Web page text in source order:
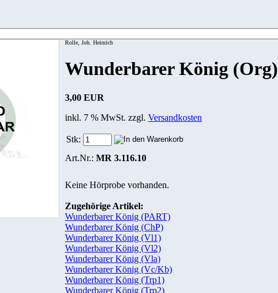
Rolle, Joh. Heinrich
Wunderbarer König (Org)
3,00 EUR
inkl. 7 % MwSt. zzgl. Versandkosten
Stk:
Art.Nr.: MR 3.116.10
Keine Hörprobe vorhanden.
Zugehörige Artikel:
Wunderbarer König (PART)
Wunderbarer König (ChP)
Wunderbarer König (Vl1)
Wunderbarer König (Vl2)
Wunderbarer König (Vla)
Wunderbarer König (Vc/Kb)
Wunderbarer König (Trp1)
Wunderbarer König (Trp2)